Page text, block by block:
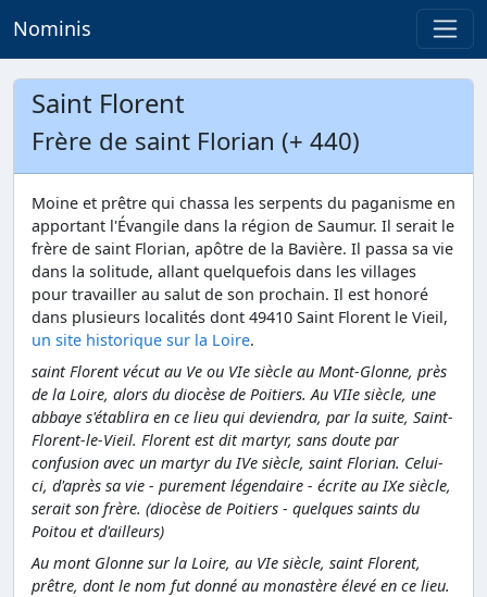
Nominis
Saint Florent
Frère de saint Florian (+ 440)
Moine et prêtre qui chassa les serpents du paganisme en
apportant l'Évangile dans la région de Saumur. Il serait le
frère de saint Florian, apôtre de la Bavière. Il passa sa vie
dans la solitude, allant quelquefois dans les villages
pour travailler au salut de son prochain. Il est honoré
dans plusieurs localités dont 49410 Saint Florent le Vieil,
un site historique sur la Loire.
saint Florent vécut au Ve ou VIe siècle au Mont-Glonne, près
de la Loire, alors du diocèse de Poitiers. Au VIIe siècle, une
abbaye s'établira en ce lieu qui deviendra, par la suite, Saint-
Florent-le-Vieil. Florent est dit martyr, sans doute par
confusion avec un martyr du IVe siècle, saint Florian. Celui-
ci, d'après sa vie - purement légendaire - écrite au IXe siècle,
serait son frère. (diocèse de Poitiers - quelques saints du
Poitou et d'ailleurs)
Au mont Glonne sur la Loire, au VIe siècle, saint Florent,
prêtre, dont le nom fut donné au monastère élevé en ce lieu.